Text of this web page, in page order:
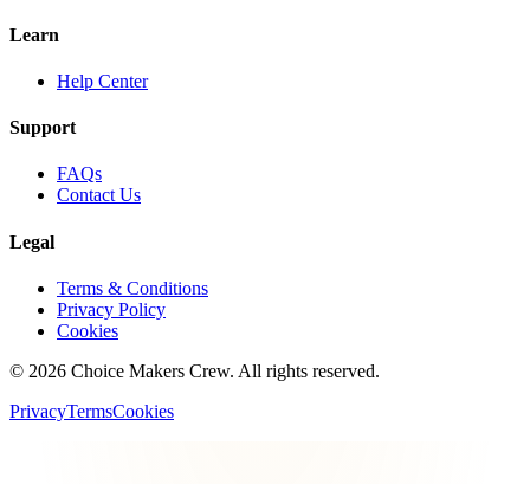
Learn
Help Center
Support
FAQs
Contact Us
Legal
Terms & Conditions
Privacy Policy
Cookies
© 2026 Choice Makers Crew. All rights reserved.
PrivacyTermsCookies